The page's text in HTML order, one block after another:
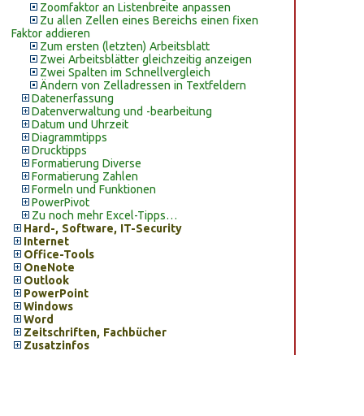
Zoomfaktor an Listenbreite anpassen
Zu allen Zellen eines Bereichs einen fixen
Faktor addieren
Zum ersten (letzten) Arbeitsblatt
Zwei Arbeitsblätter gleichzeitig anzeigen
Zwei Spalten im Schnellvergleich
Ändern von Zelladressen in Textfeldern
Datenerfassung
Datenverwaltung und -bearbeitung
Datum und Uhrzeit
Diagrammtipps
Drucktipps
Formatierung Diverse
Formatierung Zahlen
Formeln und Funktionen
PowerPivot
Zu noch mehr Excel-Tipps…
Hard-, Software, IT-Security
Internet
Office-Tools
OneNote
Outlook
PowerPoint
Windows
Word
Zeitschriften, Fachbücher
Zusatzinfos